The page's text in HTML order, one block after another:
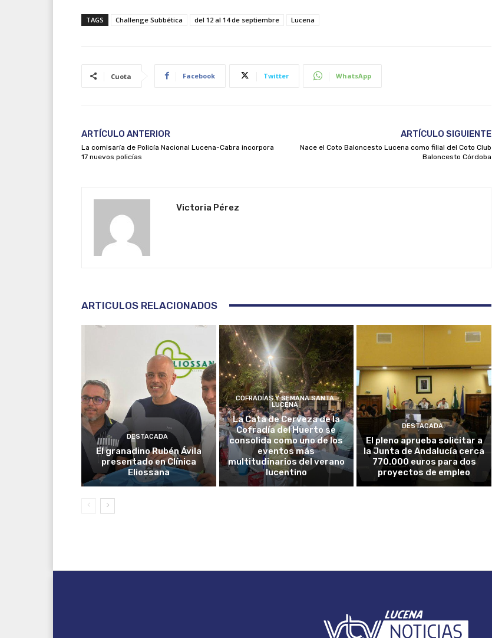
TAGS Challenge Subbética del 12 al 14 de septiembre Lucena
Cuota Facebook Twitter WhatsApp
ARTÍCULO ANTERIOR
La comisaría de Policía Nacional Lucena-Cabra incorpora
17 nuevos policías
ARTÍCULO SIGUIENTE
Nace el Coto Baloncesto Lucena como filial del Coto Club
Baloncesto Córdoba
Victoria Pérez
ARTICULOS RELACIONADOS
DESTACADA
El granadino Rubén Ávila
presentado en Clínica
Eliossana
COFRADÍAS Y SEMANA SANTA
LUCENA
La Cata de Cerveza de la
Cofradía del Huerto se
consolida como uno de los
eventos más
multitudinarios del verano
lucentino
DESTACADA
El pleno aprueba solicitar a
la Junta de Andalucía cerca
770.000 euros para dos
proyectos de empleo